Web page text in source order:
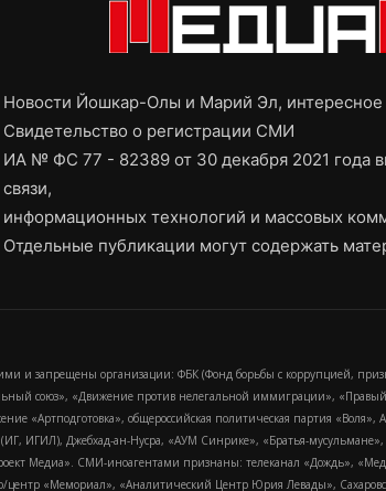
Новости Йошкар-Олы и Марий Эл,
Свидетельство о регистрации СМИ
ИА № ФС 77 - 82389 от 30 декабря 2021 года
связи,
информационных технологий и массовых
Отдельные публикации могут содержать
и запрещены организации: ФБК (Фонд борьбы с коррупцией,
союз», «Движение против нелегальной иммиграции»,
«Артподготовка», общероссийская политическая партия
(ИГ, ИГИЛ), Джебхад-ан-Нусра, «АУМ Синрике», «Братья-
Медиа». СМИ-иноагентами признаны: телеканал «Дождь»,
«Мемориал», «Аналитический Центр Юрия Левады»,